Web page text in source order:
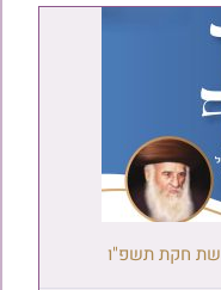
חקת תשפ"ו